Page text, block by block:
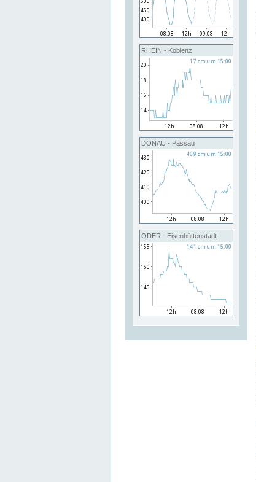
RHEIN - Koblenz
DONAU - Passau
ODER - Eisenhüttenstadt